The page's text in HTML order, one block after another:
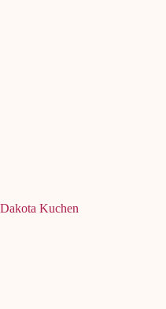
Dakota Kuchen